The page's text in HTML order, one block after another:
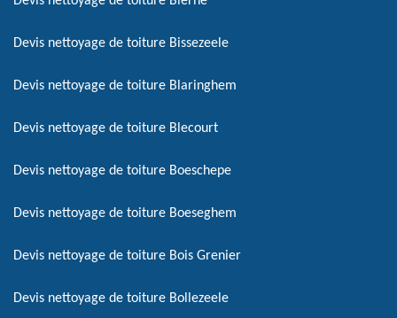
Devis nettoyage de toiture Bissezeele
Devis nettoyage de toiture Blaringhem
Devis nettoyage de toiture Blecourt
Devis nettoyage de toiture Boeschepe
Devis nettoyage de toiture Boeseghem
Devis nettoyage de toiture Bois Grenier
Devis nettoyage de toiture Bollezeele